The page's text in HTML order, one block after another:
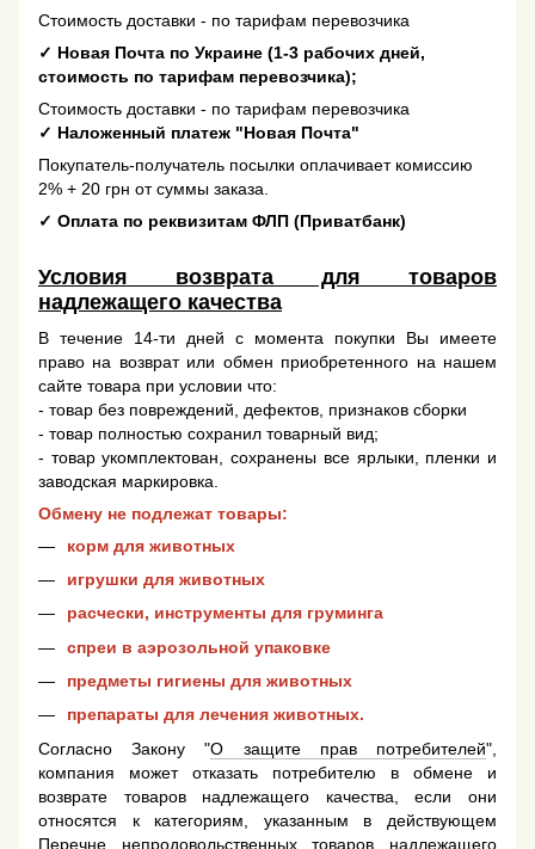
Стоимость доставки - по тарифам перевозчика
✓ Новая Почта по Украине (1-3 рабочих дней,
стоимость по тарифам перевозчика);
Стоимость доставки - по тарифам перевозчика
✓ Наложенный платеж "Новая Почта"
Покупатель-получатель посылки оплачивает комиссию
2% + 20 грн от суммы заказа.
✓ Оплата по реквизитам ФЛП (Приватбанк)
Условия возврата для товаров
надлежащего качества
В течение 14-ти дней с момента покупки Вы имеете
право на возврат или обмен приобретенного на нашем
сайте товара при условии что:
- товар без повреждений, дефектов, признаков сборки
- товар полностью сохранил товарный вид;
- товар укомплектован, сохранены все ярлыки, пленки и
заводская маркировка.
Обмену не подлежат товары:
корм для животных
игрушки для животных
расчески, инструменты для груминга
спреи в аэрозольной упаковке
предметы гигиены для животных
препараты для лечения животных.
Согласно Закону "О защите прав потребителей",
компания может отказать потребителю в обмене и
возврате товаров надлежащего качества, если они
относятся к категориям, указанным в действующем
Перечне непродовольственных товаров надлежащего